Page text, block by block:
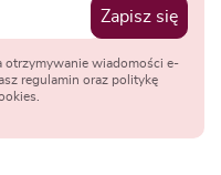
Zapisz się
otrzymywanie wiadomości e-
regulamin oraz politykę